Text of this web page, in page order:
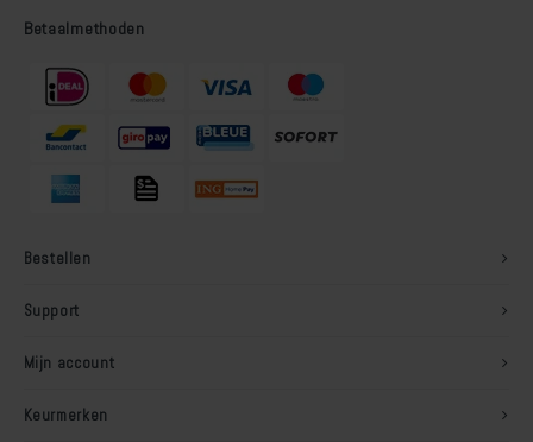
Betaalmethoden
Bestellen
Support
Mijn account
Keurmerken